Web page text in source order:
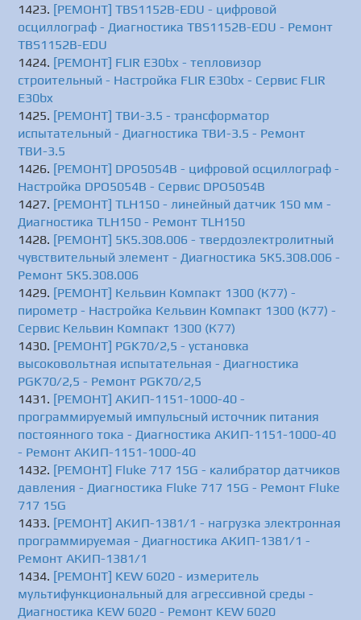
[РЕМОНТ] TBS1152B-EDU - цифровой
осциллограф - Диагностика TBS1152B-EDU - Ремонт
TBS1152B-EDU
[РЕМОНТ] FLIR E30bx - тепловизор
строительный - Настройка FLIR E30bx - Сервис FLIR
E30bx
[РЕМОНТ] ТВИ-3.5 - трансформатор
испытательный - Диагностика ТВИ-3.5 - Ремонт
ТВИ-3.5
[РЕМОНТ] DPO5054B - цифровой осциллограф -
Настройка DPO5054B - Сервис DPO5054B
[РЕМОНТ] TLH150 - линейный датчик 150 мм -
Диагностика TLH150 - Ремонт TLH150
[РЕМОНТ] 5К5.308.006 - твердоэлектролитный
чувствительный элемент - Диагностика 5К5.308.006 -
Ремонт 5К5.308.006
[РЕМОНТ] Кельвин Компакт 1300 (К77) -
пирометр - Настройка Кельвин Компакт 1300 (К77) -
Сервис Кельвин Компакт 1300 (К77)
[РЕМОНТ] PGK70/2,5 - установка
высоковольтная испытательная - Диагностика
PGK70/2,5 - Ремонт PGK70/2,5
[РЕМОНТ] АКИП-1151-1000-40 -
программируемый импульсный источник питания
постоянного тока - Диагностика АКИП-1151-1000-40
- Ремонт АКИП-1151-1000-40
[РЕМОНТ] Fluke 717 15G - калибратор датчиков
давления - Диагностика Fluke 717 15G - Ремонт Fluke
717 15G
[РЕМОНТ] АКИП-1381/1 - нагрузка электронная
программируемая - Диагностика АКИП-1381/1 -
Ремонт АКИП-1381/1
[РЕМОНТ] KEW 6020 - измеритель
мультифункциональный для агрессивной среды -
Диагностика KEW 6020 - Ремонт KEW 6020